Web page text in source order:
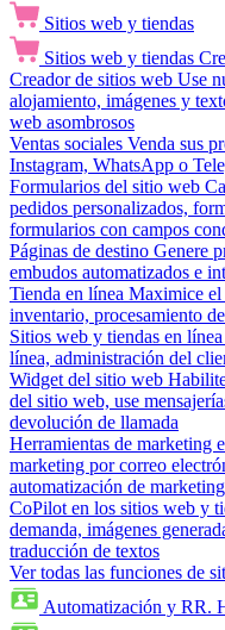
Sitios web y tiendas
Sitios web y tiendas
Creador de sitios web Use
alojamiento, imágenes y
web asombrosos
Ventas sociales Venda sus
Instagram, WhatsApp o
Formularios del sitio web
pedidos personalizados,
formularios con campos
Páginas de destino Genere
embudos automatizados e
Tienda en línea Maximice el
inventario, procesamiento
Sitios web y tiendas en
línea, administración del
Widget del sitio web
del sitio web, use
devolución de llamada
Herramientas de marketing
marketing por correo
automatización de
CoPilot en los sitios web y
demanda, imágenes
traducción de textos
Ver todas las funciones de
Automatización y RR.